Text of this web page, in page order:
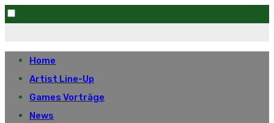
to
content
Home
Artist Line-Up
Games Vorträge
News